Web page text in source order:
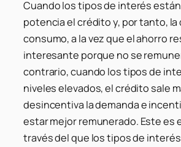
Cuando los tipos de interés
potencia el crédito y, por tanto, la
consumo, a la vez que el ahorro
interesante porque no se
contrario, cuando los tipos de
niveles elevados, el crédito sale
desincentiva la demanda e
estar mejor remunerado. Este es
través del que los tipos de